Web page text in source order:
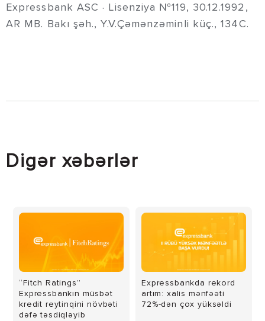
Expressbank ASC · Lisenziya №119, 30.12.1992,
AR MB. Bakı şəh., Y.V.Çəmənzəminli küç., 134C.
Digər xəbərlər
“Fitch Ratings”
Expressbankın müsbət
kredit reytinqini növbəti
dəfə təsdiqləyib
Expressbankda rekord
artım: xalis mənfəəti
72%-dən çox yüksəldi